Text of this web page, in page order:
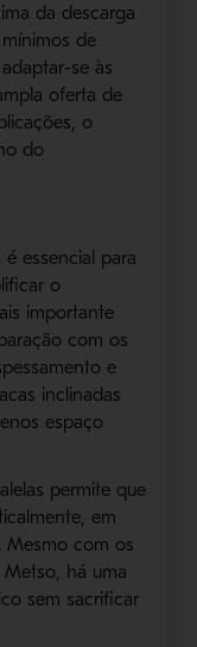
da descarga
de
se às
oferta de
o
do
essencial para
o
importante
com os
e
inclinadas
espaço
permite que
em
Mesmo com os
há uma
sem sacrificar